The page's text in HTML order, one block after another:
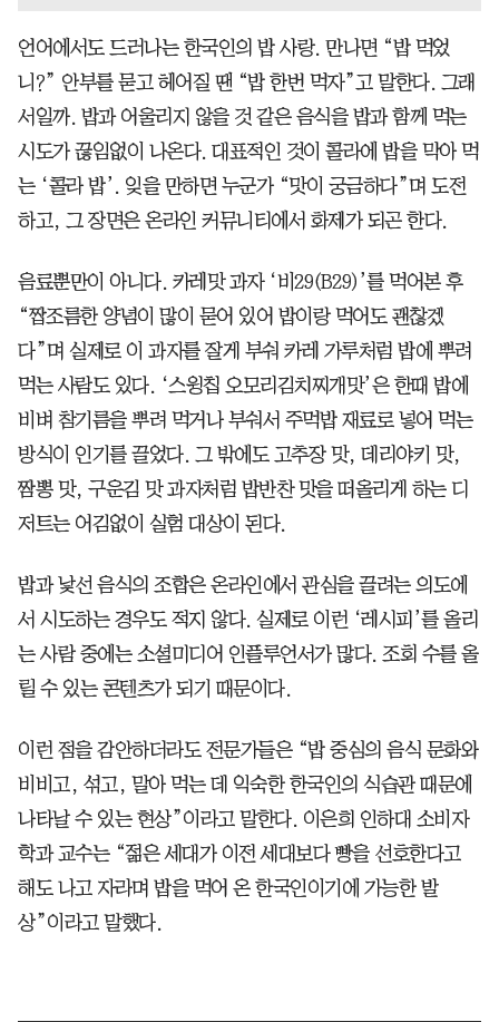
언어에서도 드러나는 한국인의 밥 사랑. 만나면 “밥 먹었
니?” 안부를 묻고 헤어질 땐 “밥 한번 먹자”고 말한다. 그래
서일까. 밥과 어울리지 않을 것 같은 음식을 밥과 함께 먹는
시도가 끊임없이 나온다. 대표적인 것이 콜라에 밥을 막아 먹
는 ‘콜라 밥’. 잊을 만하면 누군가 “맛이 궁금하다”며 도전
하고, 그 장면은 온라인 커뮤니티에서 화제가 되곤 한다.
음료뿐만이 아니다. 카레맛 과자 ‘비29(B29)’를 먹어본 후
“짭조름한 양념이 많이 묻어 있어 밥이랑 먹어도 괜찮겠
다”며 실제로 이 과자를 잘게 부숴 카레 가루처럼 밥에 뿌려
먹는 사람도 있다. ‘스윙칩 오모리김치찌개맛’은 한때 밥에
비벼 참기름을 뿌려 먹거나 부숴서 주먹밥 재료로 넣어 먹는
방식이 인기를 끌었다. 그 밖에도 고추장 맛, 데리야키 맛,
짬뽕 맛, 구운김 맛 과자처럼 밥반찬 맛을 떠올리게 하는 디
저트는 어김없이 실험 대상이 된다.
밥과 낯선 음식의 조합은 온라인에서 관심을 끌려는 의도에
서 시도하는 경우도 적지 않다. 실제로 이런 ‘레시피’를 올리
는 사람 중에는 소셜미디어 인플루언서가 많다. 조회 수를 올
릴 수 있는 콘텐츠가 되기 때문이다.
이런 점을 감안하더라도 전문가들은 “밥 중심의 음식 문화와
비비고, 섞고, 말아 먹는 데 익숙한 한국인의 식습관 때문에
나타날 수 있는 현상”이라고 말한다. 이은희 인하대 소비자
학과 교수는 “젊은 세대가 이전 세대보다 빵을 선호한다고
해도 나고 자라며 밥을 먹어 온 한국인이기에 가능한 발
상”이라고 말했다.